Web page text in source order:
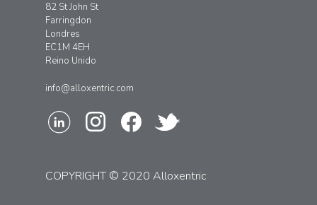
82 St John St
Farringdon
Londres
EC1M 4EH
Reino Unido
info@alloxentric.com
COPYRIGHT © 2020 Alloxentric